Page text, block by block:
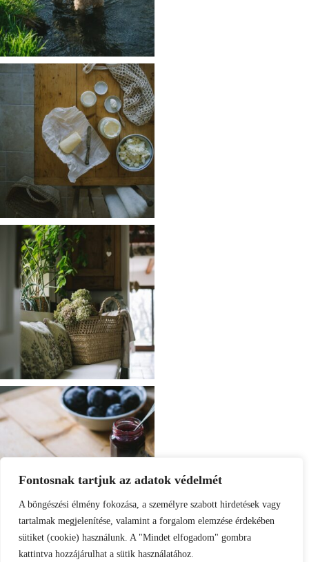
Fontosnak tartjuk az adatok védelmét
A böngészési élmény fokozása, a személyre szabott hirdetések vagy
tartalmak megjelenítése, valamint a forgalom elemzése érdekében
sütiket (cookie) használunk. A "Mindet elfogadom" gombra
kattintva hozzájárulhat a sütik használatához.